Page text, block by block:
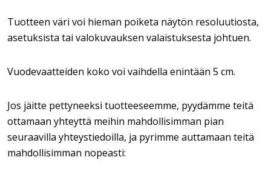
Tuotteen väri voi hieman poiketa näytön resoluutiosta,
asetuksista tai valokuvauksen valaistuksesta johtuen.
Vuodevaatteiden koko voi vaihdella enintään 5 cm.
Jos jäitte pettyneeksi tuotteeseemme, pyydämme teitä
ottamaan yhteyttä meihin mahdollisimman pian
seuraavilla yhteystiedoilla, ja pyrimme auttamaan teitä
mahdollisimman nopeasti: